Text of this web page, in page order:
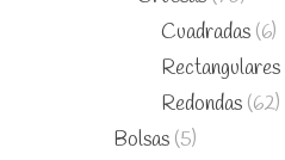
Cuadradas (6)
Rectangulares
Redondas (62)
Bolsas (5)